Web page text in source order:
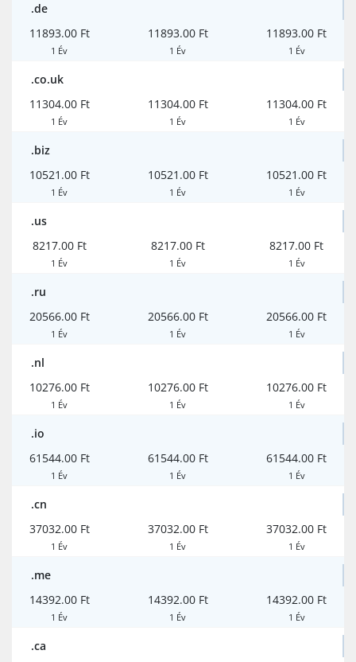
.de
11893.00 Ft
1 Év
11893.00 Ft
1 Év
11893.00 Ft
1 Év
.co.uk
11304.00 Ft
1 Év
11304.00 Ft
1 Év
11304.00 Ft
1 Év
.biz
10521.00 Ft
1 Év
10521.00 Ft
1 Év
10521.00 Ft
1 Év
.us
8217.00 Ft
1 Év
8217.00 Ft
1 Év
8217.00 Ft
1 Év
.ru
20566.00 Ft
1 Év
20566.00 Ft
1 Év
20566.00 Ft
1 Év
.nl
10276.00 Ft
1 Év
10276.00 Ft
1 Év
10276.00 Ft
1 Év
.io
61544.00 Ft
1 Év
61544.00 Ft
1 Év
61544.00 Ft
1 Év
.cn
37032.00 Ft
1 Év
37032.00 Ft
1 Év
37032.00 Ft
1 Év
.me
14392.00 Ft
1 Év
14392.00 Ft
1 Év
14392.00 Ft
1 Év
.ca